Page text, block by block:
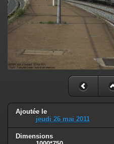
Ajoutée le
jeudi 26 mai 2011
Dimensions